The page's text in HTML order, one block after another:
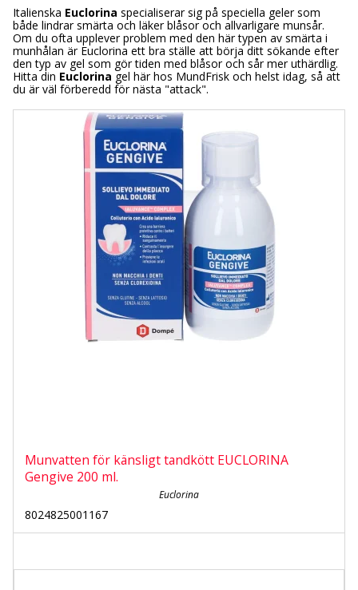
Italienska Euclorina specialiserar sig på speciella geler som
både lindrar smärta och läker blåsor och allvarligare munsår.
Om du ofta upplever problem med den här typen av smärta i
munhålan är Euclorina ett bra ställe att börja ditt sökande efter
den typ av gel som gör tiden med blåsor och sår mer uthärdlig.
Hitta din Euclorina gel här hos MundFrisk och helst idag, så att
du är väl förberedd för nästa "attack".
Munvatten för känsligt tandkött EUCLORINA
Gengive 200 ml.
Euclorina
8024825001167